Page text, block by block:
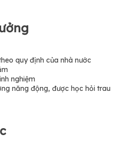
quy định của nhà nước
nghiệm
năng động, được học hỏi trau